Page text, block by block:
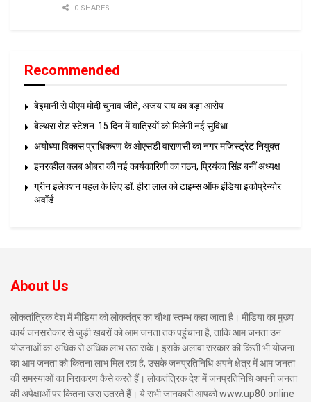
0 SHARES
Recommended
बेइमानी से पीएम मोदी चुनाव जीते, अजय राय का बड़ा आरोप
बेल्थरा रोड स्टेशन: 15 दिन में यात्रियों को मिलेगी नई सुविधा
अयोध्या विकास प्राधिकरण के ओएसडी वाराणसी का नगर मजिस्ट्रेट नियुक्त
इनरव्हील क्लब ओबरा की नई कार्यकारिणी का गठन, प्रियंका सिंह बनीं अध्यक्ष
ग्रीन इलेक्शन पहल के लिए डॉ. हीरा लाल को टाइम्स ऑफ इंडिया इकोप्रेन्योर
अवॉर्ड
About Us
लोकतांत्रिक देश में मीडिया को लोकतंत्र का चौथा स्तम्भ कहा जाता है। मीडिया का मुख्य
कार्य जनसरोकार से जुड़ी खबरों को आम जनता तक पहुंचाना है, ताकि आम जनता उन
योजनाओं का अधिक से अधिक लाभ उठा सके। इसके अलावा सरकार की किसी भी योजना
का आम जनता को कितना लाभ मिल रहा है, उसके जनप्रतिनिधि अपने क्षेत्र में आम जनता
की समस्याओं का निराकरण कैसे करते हैं। लोकतंत्रिक देश में जनप्रतिनिधि अपनी जनता
की अपेक्षाओं पर कितना खरा उतरते हैं। ये सभी जानकारी आपको www.up80.online